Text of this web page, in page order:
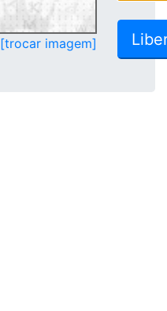
[trocar imagem]